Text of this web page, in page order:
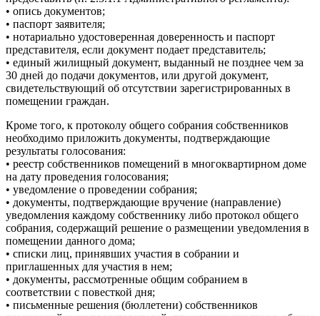
• опись документов;
• паспорт заявителя;
• нотариально удостоверенная доверенность и паспорт
представителя, если документ подает представитель;
• единый жилищный документ, выданный не позднее чем за
30 дней до подачи документов, или другой документ,
свидетельствующий об отсутствии зарегистрированных в
помещении граждан.
Кроме того, к протоколу общего собрания собственников
необходимо приложить документы, подтверждающие
результаты голосования:
• реестр собственников помещений в многоквартирном доме
на дату проведения голосования;
• уведомление о проведении собрания;
• документы, подтверждающие вручение (направление)
уведомления каждому собственнику либо протокол общего
собрания, содержащий решение о размещении уведомления в
помещении данного дома;
• списки лиц, принявших участия в собрании и
приглашенных для участия в нем;
• документы, рассмотренные общим собранием в
соответствии с повесткой дня;
• письменные решения (бюллетени) собственников